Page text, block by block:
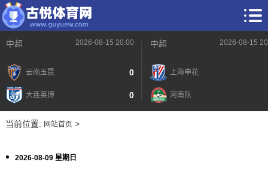
中超 2026-08-15 20:00
云南玉昆 0
大连英博 0
中超 2026-08-15
上海申花
河南队
当前位置: 网站首页>
2026-08-09 星期日